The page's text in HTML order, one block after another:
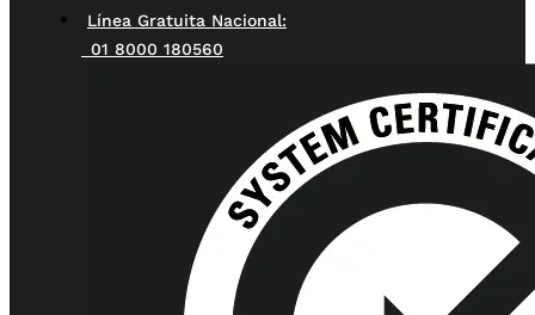
Línea Gratuita Nacional:
01 8000 180560